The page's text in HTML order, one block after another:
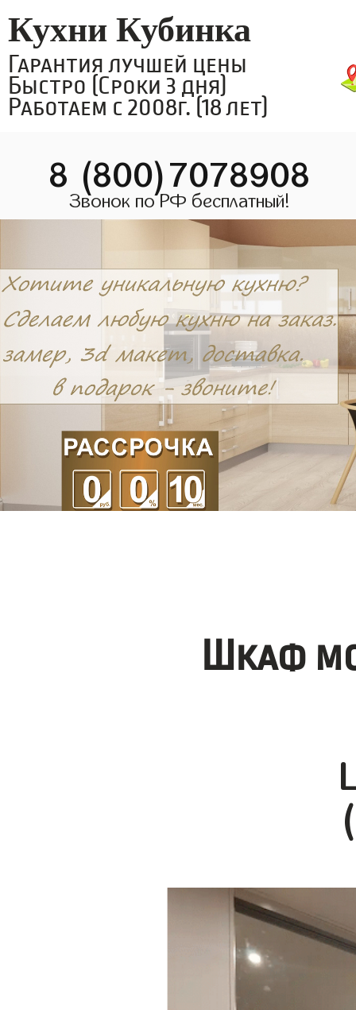
Кухни Кубинка
Гарантия лучшей цены
Быстро (Сроки 3 дня)
Работаем с 2008г. (18 лет)
8 (800)7078908
Звонок по РФ бесплатный!
Шкаф